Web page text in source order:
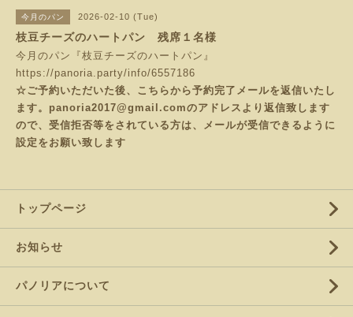
今月のパン 2026-02-10 (Tue)
枝豆チーズのハートパン 残席１名様
今月のパン『枝豆チーズのハートパン』
https://panoria.party/info/6557186
☆ご予約いただいた後、こちらから予約完了メールを返信いたし
ます。panoria2017@gmail.comのアドレスより返信致します
ので、受信拒否等をされている方は、メールが受信できるように
設定をお願い致します
トップページ
お知らせ
パノリアについて